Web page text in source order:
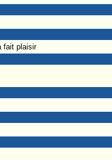
fait plaisir